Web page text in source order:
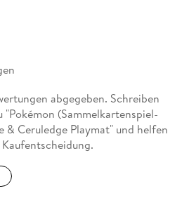
abgegeben. Schreiben
"Pokémon (Sammelkartenspiel-
& Ceruledge Playmat" und helfen